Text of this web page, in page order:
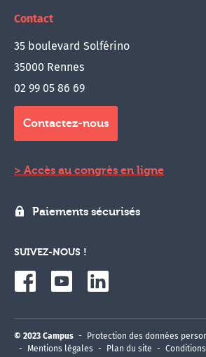
Contact
35 boulevard Solférino
35000 Rennes
02 99 05 86 69
Contactez-nous
Accès au congrès en ligne
Paiements sécurisés
SUIVEZ-NOUS !
© 2023 Campus
Protection des données
Mentions légales
Plan du site